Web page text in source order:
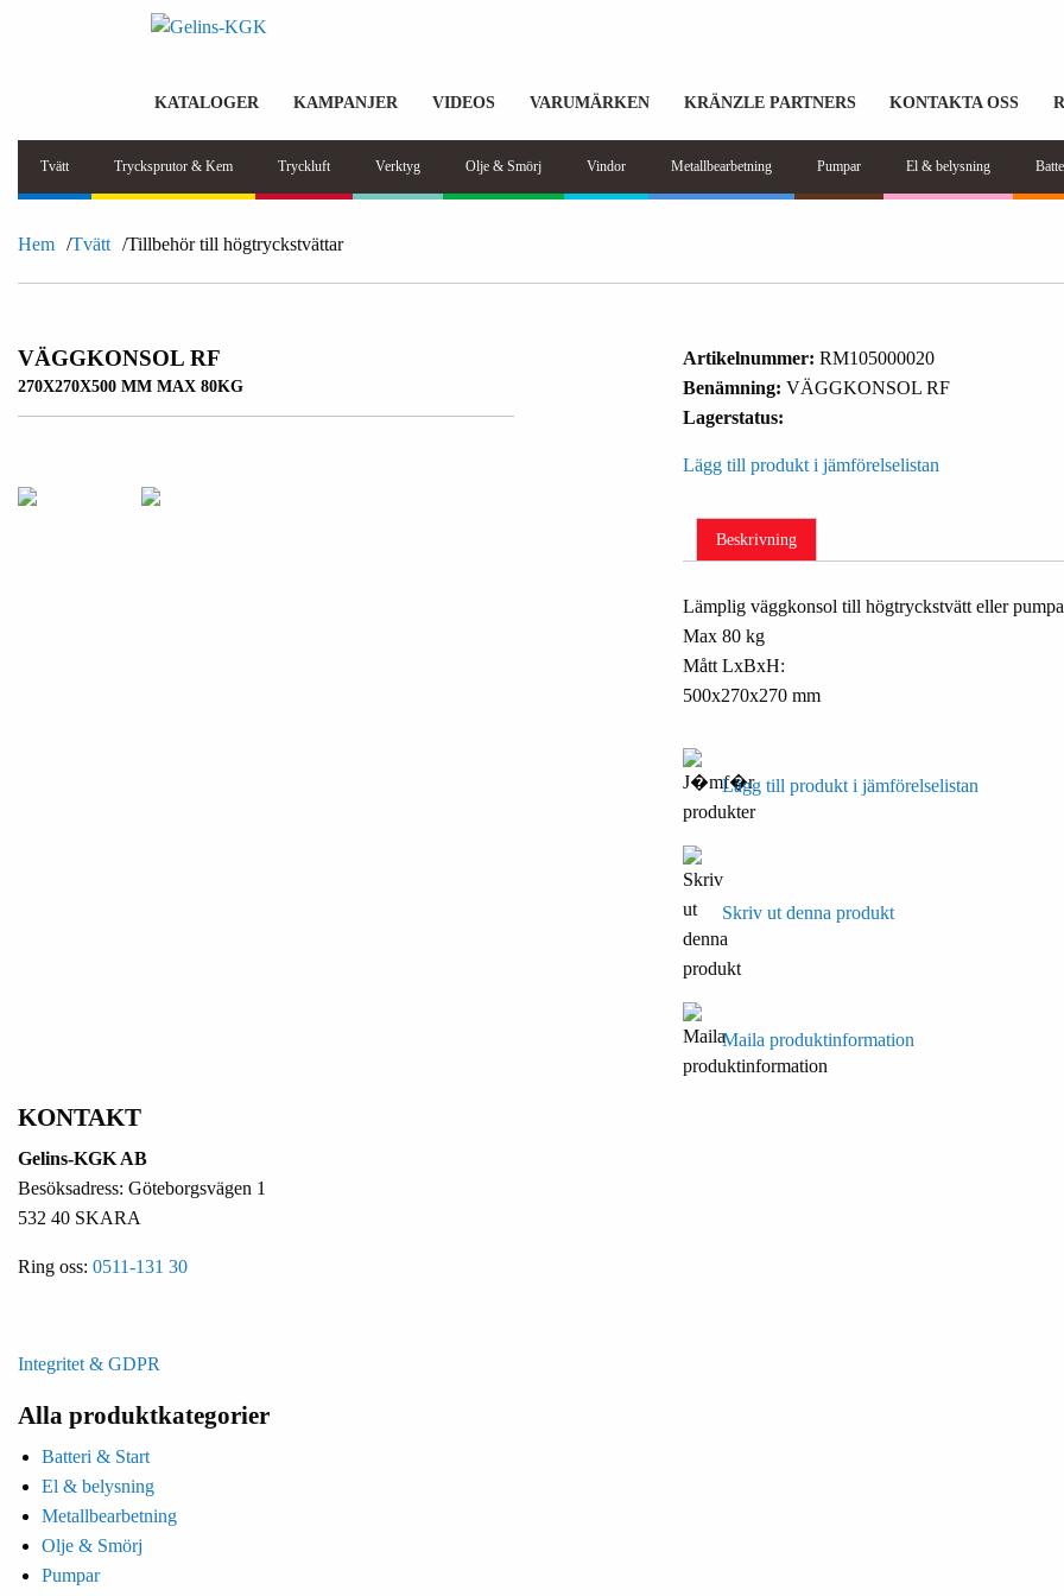
KATALOGER KAMPANJER VIDEOS VARUMÄRKEN KRÄNZLE PARTNERS KONTAKTA OSS
Tvätt Trycksprutor & Kem Tryckluft Verktyg Olje & Smörj Vindor Metallbearbetning Pumpar El & belysning
Hem Tvätt Tillbehör till högtryckstvättar
VÄGGKONSOL RF
270X270X500 MM MAX 80KG
Artikelnummer: RM105000020
Benämning: VÄGGKONSOL RF
Lagerstatus:
Lägg till produkt i jämförelselistan
Beskrivning
Lämplig väggkonsol till högtryckstvätt eller
Max 80 kg
Mått LxBxH:
500x270x270 mm
Lägg till produkt i jämförelselistan
Skriv ut denna produkt
Maila produktinformation
KONTAKT
Gelins-KGK AB
Besöksadress: Göteborgsvägen 1
532 40 SKARA
Ring oss: 0511-131 30
Integritet & GDPR
Alla produktkategorier
Batteri & Start
El & belysning
Metallbearbetning
Olje & Smörj
Pumpar